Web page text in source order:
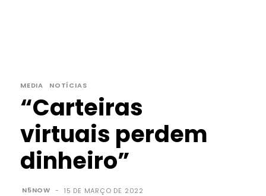
MEDIA NOTÍCIAS
“Carteiras
virtuais perdem
dinheiro”
N5NOW - 15 DE MARÇO DE 2022